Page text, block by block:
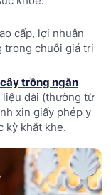
cấp, lợi nhuận
trong chuỗi giá trị
cây trồng ngắn
dài (thường từ
xin giấy phép y
kỳ khắt khe.